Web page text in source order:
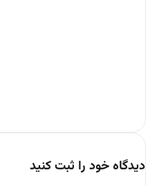
دیدگاه خود را ثبت کنید